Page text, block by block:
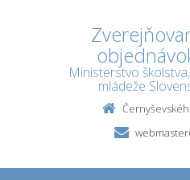
Ministerstvo
mládeže